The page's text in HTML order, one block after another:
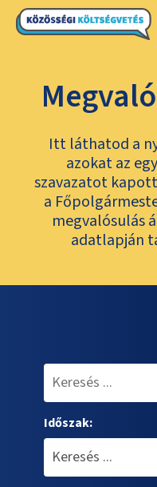
Itt láthatod a
azokat az
szavazatot
a
megvalósulás
adatlapján
Időszak: